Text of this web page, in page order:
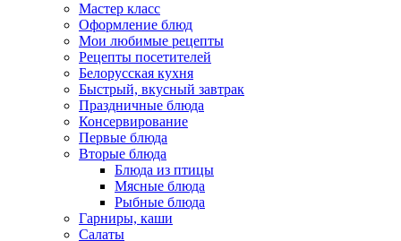
Мастер класс
Оформление блюд
Мои любимые рецепты
Рецепты посетителей
Белорусская кухня
Быстрый, вкусный завтрак
Праздничные блюда
Консервирование
Первые блюда
Вторые блюда
Блюда из птицы
Мясные блюда
Рыбные блюда
Гарниры, каши
Салаты